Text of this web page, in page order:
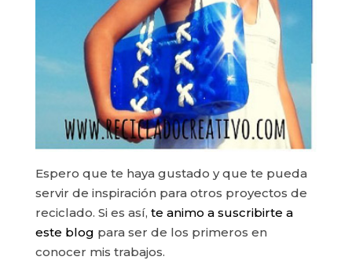
Espero que te haya gustado y que te pueda
servir de inspiración para otros proyectos de
reciclado. Si es así, te animo a suscribirte a
este blog para ser de los primeros en
conocer mis trabajos.